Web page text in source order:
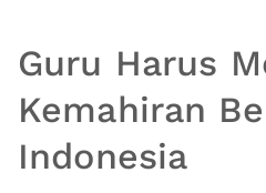
Guru Harus
Kemahiran
Indonesia